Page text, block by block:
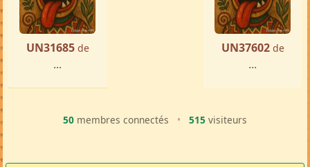
UN31685 de
...
UN37602 de
...
50 membres connectés • 515 visiteurs